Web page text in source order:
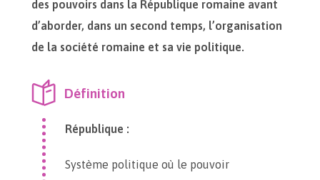
des pouvoirs dans la République romaine avant
d’aborder, dans un second temps, l’organisation
de la société romaine et sa vie politique.
Définition
République :
Système politique où le pouvoir